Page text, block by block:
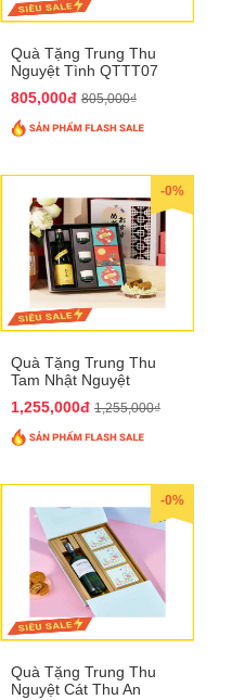
Quà Tặng Trung Thu
Nguyệt Tình QTTT07
805,000đ 805,000₫
-0%
Quà Tặng Trung Thu
Tam Nhật Nguyệt
1,255,000đ 1,255,000₫
-0%
Quà Tặng Trung Thu
Nguyệt Cát Thu An